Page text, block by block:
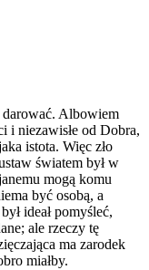
darować. Albowiem
i niezawisłe od Dobra,
istota. Więc zło
światem był w
mogą komu
być osobą, a
ideał pomyśleć,
ale rzeczy tę
ma zarodek
miałby.